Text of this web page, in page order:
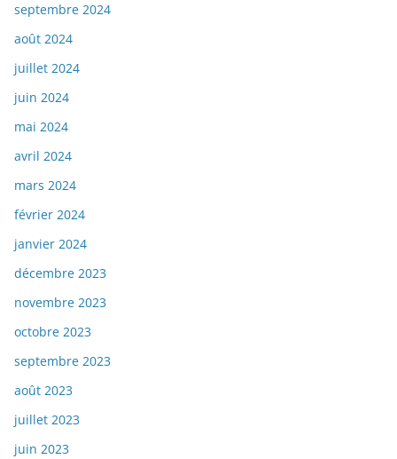
septembre 2024
août 2024
juillet 2024
juin 2024
mai 2024
avril 2024
mars 2024
février 2024
janvier 2024
décembre 2023
novembre 2023
octobre 2023
septembre 2023
août 2023
juillet 2023
juin 2023